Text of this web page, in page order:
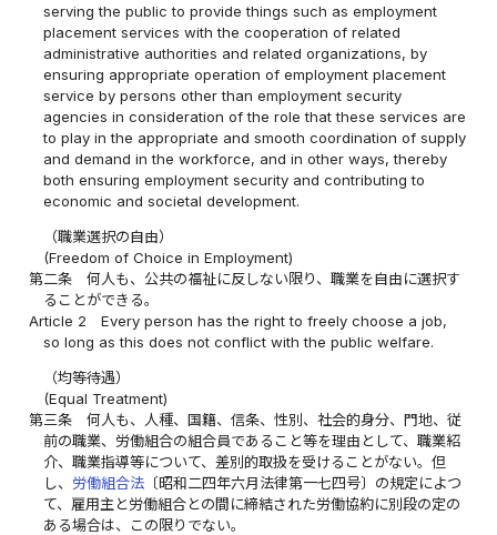
serving the public to provide things such as employment
placement services with the cooperation of related
administrative authorities and related organizations, by
ensuring appropriate operation of employment placement
service by persons other than employment security
agencies in consideration of the role that these services are
to play in the appropriate and smooth coordination of supply
and demand in the workforce, and in other ways, thereby
both ensuring employment security and contributing to
economic and societal development.
（職業選択の自由）
(Freedom of Choice in Employment)
第二条
何人も、公共の福祉に反しない限り、職業を自由に選択す
ることができる。
Article 2
Every person has the right to freely choose a job,
so long as this does not conflict with the public welfare.
（均等待遇）
(Equal Treatment)
第三条
何人も、人種、国籍、信条、性別、社会的身分、門地、従
前の職業、労働組合の組合員であること等を理由として、職業紹
介、職業指導等について、差別的取扱を受けることがない。但
し、 労働組合法 〔昭和二四年六月法律第一七四号〕の規定によつ
て、雇用主と労働組合との間に締結された労働協約に別段の定の
ある場合は、この限りでない。